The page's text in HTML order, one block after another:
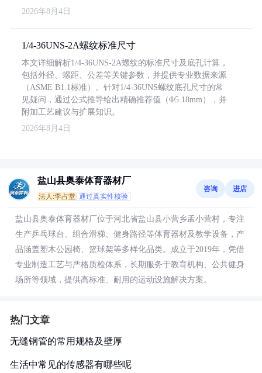
2026年8月4日
1/4-36UNS-2A螺纹标准尺寸
本文详细解析1/4-36UNS-2A螺纹的标准尺寸及底孔计算，
包括外径、螺距、公差等关键参数，并提供专业数据来源
（ASME B1.1标准）。针对1/4-36UNS螺纹底孔尺寸的常
见疑问，通过公式推导给出精确推荐值（Φ5.18mm），并
附加工艺建议与扩展知识。
2026年8月4日
盐山县奥泰体育器材厂
法人:李占堂 通过真实性核验
咨询 进店
盐山县奥泰体育器材厂位于河北省盐山县小营乡孟小营村，专注
生产乒乓球台、组合滑梯、健身路径等体育器材及教学设备，产
品涵盖塑木公园椅、篮球架等多样化品类。成立于2019年，凭借
专业制造工艺与严格质检体系，长期服务于教育机构、公共健身
场所等领域，提供高标准、耐用的运动设施解决方案。
热门文章
无缝钢管的常用规格及壁厚
生活中常见的传感器有哪些呢